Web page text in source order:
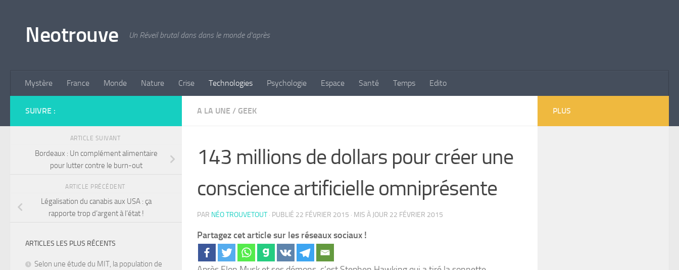
Neotrouve Un Réveil brutal dans dans le monde d'après
Mystère France Monde Nature Crise Technologies Psychologie Espace Santé Temps Edito
A LA UNE / GEEK
143 millions de dollars pour créer une
conscience artificielle omniprésente
PAR NÉO TROUVETOUT · PUBLIÉ 22 FÉVRIER 2015 · MIS À JOUR 22 FÉVRIER 2015
Partagez cet article sur les réseaux sociaux !
SUIVRE :
ARTICLE SUIVANT
Bordeaux : Un complément alimentaire
pour lutter contre le burn-out
ARTICLE PRÉCÉDENT
Légalisation du canabis aux USA : ça
rapporte trop d’argent à l’état !
ARTICLES LES PLUS RÉCENTS
Selon une étude du MIT, la population de
PLUS